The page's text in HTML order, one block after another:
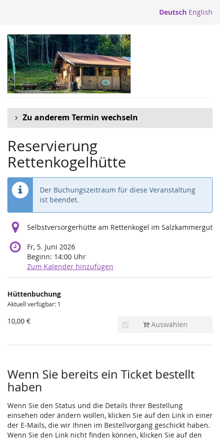
springen
Deutsch English
Zu anderem Termin wechseln
Reservierung
Rettenkogelhütte
Der Buchungszeitraum für diese Veranstaltung
ist beendet.
Selbstversorgerhütte am Rettenkogel im Salzkammergut
Fr, 5. Juni 2026
Beginn: 14:00 Uhr
Zum Kalender hinzufügen
Produkte
Unkategorisierte
Produkte
Hüttenbuchung
Aktuell verfügbar: 1
10,00 € Auswählen
Wenn Sie bereits ein Ticket bestellt
haben
Wenn Sie den Status und die Details Ihrer Bestellung
einsehen oder ändern wollen, klicken Sie auf den Link in einer
der E-Mails, die wir Ihnen im Bestellvorgang geschickt haben.
Wenn Sie den Link nicht finden können, klicken Sie auf den